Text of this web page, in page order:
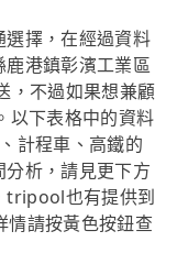
擇，在經過資料
港鎮彰濱工業區
，不過如果想兼顧
以下表格中的資料
計程車、高鐵的
析，請見更下方
tripool也有提供到
情請按黃色按鈕查